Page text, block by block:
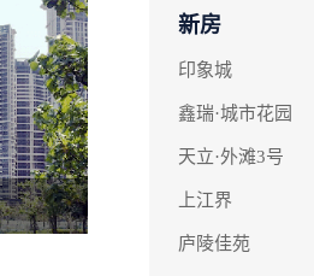
新房
印象城
鑫瑞·城市花园
天立·外滩3号
上江界
庐陵佳苑